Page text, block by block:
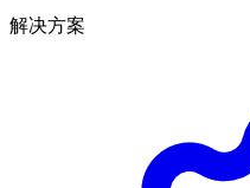
解决方案